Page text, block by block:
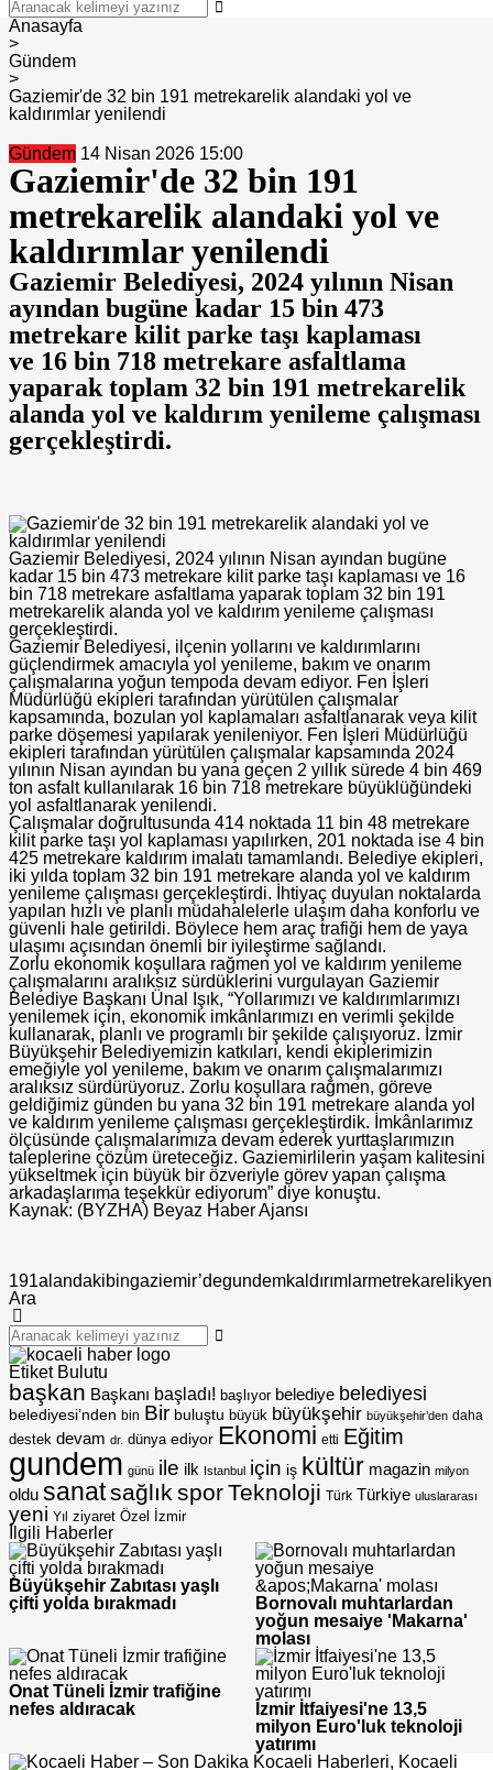
Anasayfa
>
Gündem
>
Gaziemir'de 32 bin 191 metrekarelik alandaki yol ve
kaldırımlar yenilendi
Gündem 14 Nisan 2026 15:00
Gaziemir'de 32 bin 191
metrekarelik alandaki yol ve
kaldırımlar yenilendi
Gaziemir Belediyesi, 2024 yılının Nisan
ayından bugüne kadar 15 bin 473
metrekare kilit parke taşı kaplaması
ve 16 bin 718 metrekare asfaltlama
yaparak toplam 32 bin 191 metrekarelik
alanda yol ve kaldırım yenileme çalışması
gerçekleştirdi.
Gaziemir Belediyesi, 2024 yılının Nisan ayından bugüne
kadar 15 bin 473 metrekare kilit parke taşı kaplaması ve 16
bin 718 metrekare asfaltlama yaparak toplam 32 bin 191
metrekarelik alanda yol ve kaldırım yenileme çalışması
gerçekleştirdi.
Gaziemir Belediyesi, ilçenin yollarını ve kaldırımlarını
güçlendirmek amacıyla yol yenileme, bakım ve onarım
çalışmalarına yoğun tempoda devam ediyor. Fen İşleri
Müdürlüğü ekipleri tarafından yürütülen çalışmalar
kapsamında, bozulan yol kaplamaları asfaltlanarak veya kilit
parke döşemesi yapılarak yenileniyor. Fen İşleri Müdürlüğü
ekipleri tarafından yürütülen çalışmalar kapsamında 2024
yılının Nisan ayından bu yana geçen 2 yıllık sürede 4 bin 469
ton asfalt kullanılarak 16 bin 718 metrekare büyüklüğündeki
yol asfaltlanarak yenilendi.
Çalışmalar doğrultusunda 414 noktada 11 bin 48 metrekare
kilit parke taşı yol kaplaması yapılırken, 201 noktada ise 4 bin
425 metrekare kaldırım imalatı tamamlandı. Belediye ekipleri,
iki yılda toplam 32 bin 191 metrekare alanda yol ve kaldırım
yenileme çalışması gerçekleştirdi. İhtiyaç duyulan noktalarda
yapılan hızlı ve planlı müdahalelerle ulaşım daha konforlu ve
güvenli hale getirildi. Böylece hem araç trafiği hem de yaya
ulaşımı açısından önemli bir iyileştirme sağlandı.
Zorlu ekonomik koşullara rağmen yol ve kaldırım yenileme
çalışmalarını aralıksız sürdüklerini vurgulayan Gaziemir
Belediye Başkanı Ünal Işık, “Yollarımızı ve kaldırımlarımızı
yenilemek için, ekonomik imkânlarımızı en verimli şekilde
kullanarak, planlı ve programlı bir şekilde çalışıyoruz. İzmir
Büyükşehir Belediyemizin katkıları, kendi ekiplerimizin
emeğiyle yol yenileme, bakım ve onarım çalışmalarımızı
aralıksız sürdürüyoruz. Zorlu koşullara rağmen, göreve
geldiğimiz günden bu yana 32 bin 191 metrekare alanda yol
ve kaldırım yenileme çalışması gerçekleştirdik. İmkânlarımız
ölçüsünde çalışmalarımıza devam ederek yurttaşlarımızın
taleplerine çözüm üreteceğiz. Gaziemirlilerin yaşam kalitesini
yükseltmek için büyük bir özveriyle görev yapan çalışma
arkadaşlarıma teşekkür ediyorum” diye konuştu.
Kaynak: (BYZHA) Beyaz Haber Ajansı
191alandakibingaziemir’degundemkaldırımlarmetrekarelik
Ara
Etiket Bulutu
başkan Başkanı başladı! başlıyor belediye belediyesi
belediyesi’nden bin Bir buluştu büyük büyükşehir büyükşehir’den daha
destek devam dr. dünya ediyor Ekonomi etti Eğitim
gundem günü ile ilk Istanbul için iş kültür magazin milyon
oldu sanatsağlık sporTeknoloji Türk Türkiye uluslararası
yeni Yıl ziyaret Özel İzmir
İlgili Haberler
Büyükşehir Zabıtası yaşlı
çifti yolda bırakmadı
Bornovalı muhtarlardan
yoğun mesaiye 'Makarna'
molası
Onat Tüneli İzmir trafiğine
nefes aldıracak
İzmir İtfaiyesi'ne 13,5
milyon Euro'luk teknoloji
yatırımı